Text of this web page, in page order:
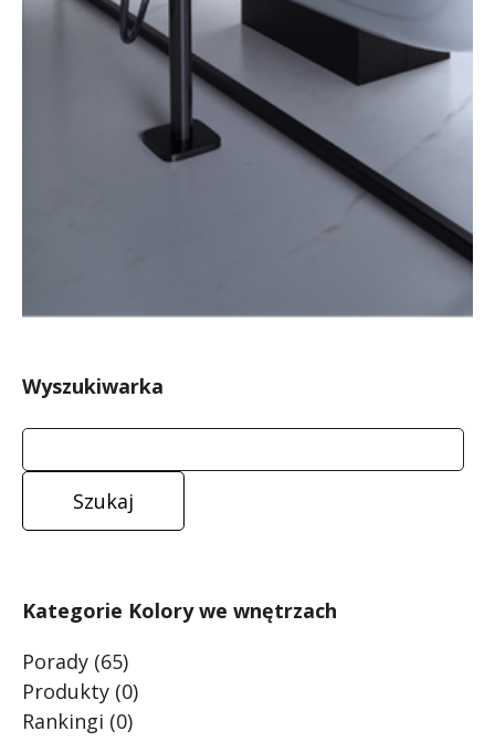
Wyszukiwarka
Kategorie Kolory we wnętrzach
Porady (65)
Produkty (0)
Rankingi (0)